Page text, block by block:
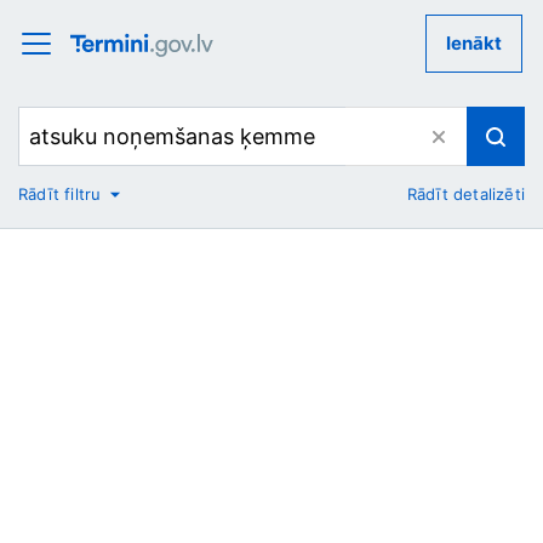
Ienākt
No
Rādīt filtru Rādīt detalizēti